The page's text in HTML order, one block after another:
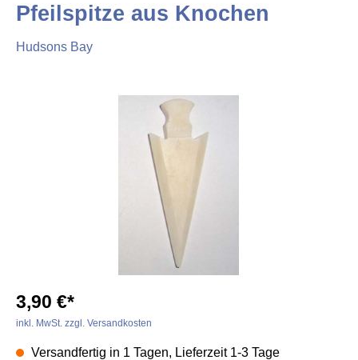
Pfeilspitze aus Knochen
Hudsons Bay
3,90 €*
inkl. MwSt. zzgl. Versandkosten
Versandfertig in 1 Tagen, Lieferzeit 1-3 Tage